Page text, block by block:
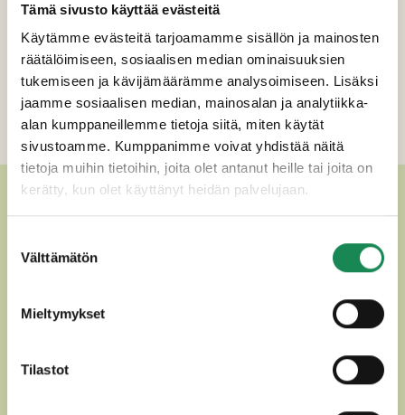
Tämä sivusto käyttää evästeitä
Käytämme evästeitä tarjoamamme sisällön ja mainosten
räätälöimiseen, sosiaalisen median ominaisuuksien
tukemiseen ja kävijämäärämme analysoimiseen. Lisäksi
jaamme sosiaalisen median, mainosalan ja analytiikka-
alan kumppaneillemme tietoja siitä, miten käytät
sivustoamme. Kumppanimme voivat yhdistää näitä
tietoja muihin tietoihin, joita olet antanut heille tai joita on
kerätty, kun olet käyttänyt heidän palvelujaan.
valinta
Välttämätön
Mieltymykset
Tilastot
Pakkauskoot
Erikoisruokavaliot
Ravintosisältö
Lisätiedot
MUUT HERKULLISET MUUT
KYPSYTETYT JUUSTOT